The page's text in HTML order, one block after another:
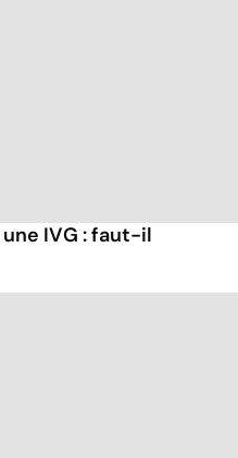
IVG : faut-il